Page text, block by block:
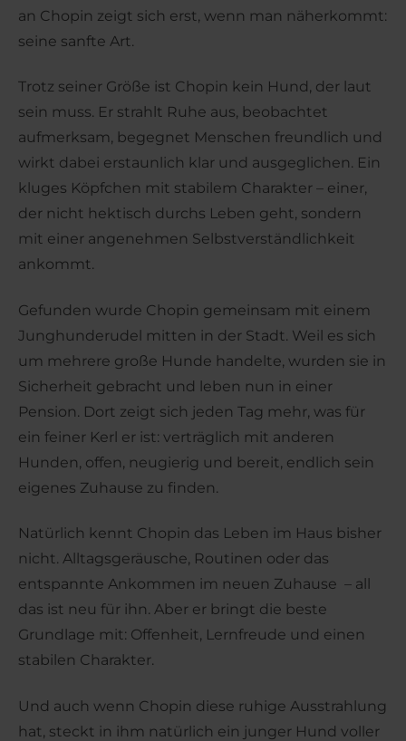
an Chopin zeigt sich erst, wenn man näherkommt:
seine sanfte Art.
Trotz seiner Größe ist Chopin kein Hund, der laut
sein muss. Er strahlt Ruhe aus, beobachtet
aufmerksam, begegnet Menschen freundlich und
wirkt dabei erstaunlich klar und ausgeglichen. Ein
kluges Köpfchen mit stabilem Charakter – einer,
der nicht hektisch durchs Leben geht, sondern
mit einer angenehmen Selbstverständlichkeit
ankommt.
Gefunden wurde Chopin gemeinsam mit einem
Junghunderudel mitten in der Stadt. Weil es sich
um mehrere große Hunde handelte, wurden sie in
Sicherheit gebracht und leben nun in einer
Pension. Dort zeigt sich jeden Tag mehr, was für
ein feiner Kerl er ist: verträglich mit anderen
Hunden, offen, neugierig und bereit, endlich sein
eigenes Zuhause zu finden.
Natürlich kennt Chopin das Leben im Haus bisher
nicht. Alltagsgeräusche, Routinen oder das
entspannte Ankommen im neuen Zuhause – all
das ist neu für ihn. Aber er bringt die beste
Grundlage mit: Offenheit, Lernfreude und einen
stabilen Charakter.
Und auch wenn Chopin diese ruhige Ausstrahlung
hat, steckt in ihm natürlich ein junger Hund voller